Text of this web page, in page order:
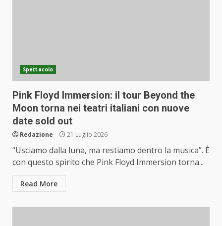
Spettacolo
Pink Floyd Immersion: il tour Beyond the
Moon torna nei teatri italiani con nuove
date sold out
Redazione 21 Luglio 2026
“Usciamo dalla luna, ma restiamo dentro la musica”. È
con questo spirito che Pink Floyd Immersion torna...
Read More